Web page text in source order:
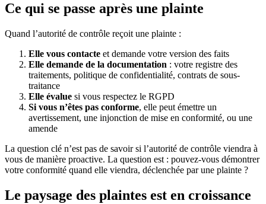
Ce qui se passe après une plainte
Quand l’autorité de contrôle reçoit une plainte :
Elle vous contacte et demande votre version des faits
Elle demande de la documentation : votre registre des
traitements, politique de confidentialité, contrats de sous-
traitance
Elle évalue si vous respectez le RGPD
Si vous n’êtes pas conforme, elle peut émettre un
avertissement, une injonction de mise en conformité, ou une
amende
La question clé n’est pas de savoir si l’autorité de contrôle viendra à
vous de manière proactive. La question est : pouvez-vous démontrer
votre conformité quand elle viendra, déclenchée par une plainte ?
Le paysage des plaintes est en croissance